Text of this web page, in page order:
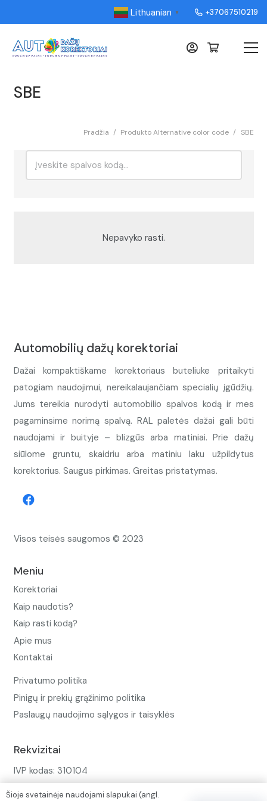
Lithuanian ▼ +37067510219
SBE
Pradžia / Produkto Alternative color code / SBE
Nepavyko rasti.
Automobilių dažų korektoriai
Dažai kompaktiškame korektoriaus buteliuke pritaikyti
patogiam naudojimui, nereikalaujančiam specialių įgūdžių.
Jums tereikia nurodyti automobilio spalvos kodą ir mes
pagaminsime norimą spalvą. RAL paletės dažai gali būti
naudojami ir buityje – blizgūs arba matiniai. Prie dažų
siūlome gruntu, skaidriu arba matiniu laku užpildytus
korektorius. Saugus pirkimas. Greitas pristatymas.
Visos teisės saugomos © 2023
Meniu
Korektoriai
Kaip naudotis?
Kaip rasti kodą?
Apie mus
Kontaktai
Privatumo politika
Pinigų ir prekių grąžinimo politika
Paslaugų naudojimo sąlygos ir taisyklės
Rekvizitai
IVP kodas: 310104
Šioje svetainėje naudojami slapukai (angl.